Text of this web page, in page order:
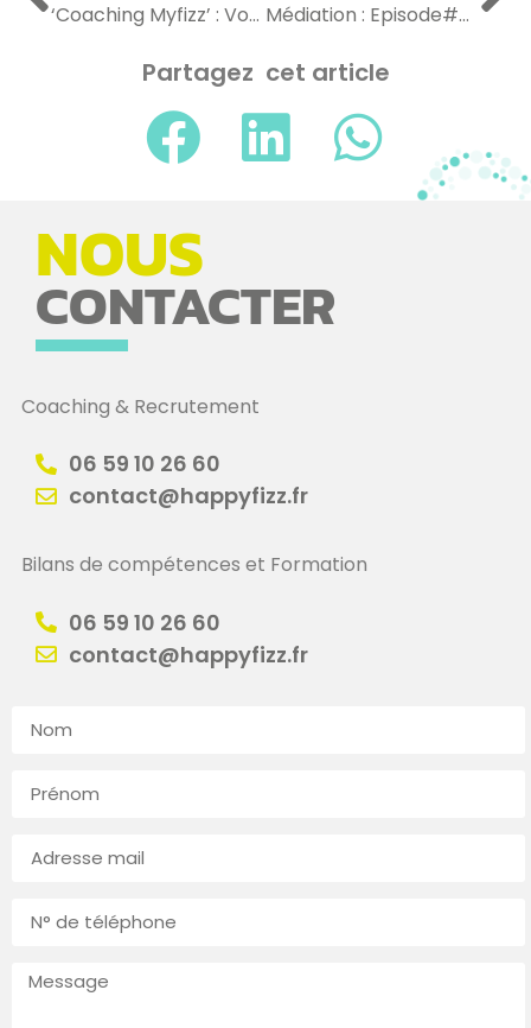
‘Coaching Myfizz’ : Vous vous ennuyez dans votre job mais vous n’osez pas l’admettre … Médiation : Episode#3 : Le petit lexique des modes amiables de règlement des conflits…
Partagez cet article
NOUS
CONTACTER
Coaching & Recrutement
06 59 10 26 60
contact@happyfizz.fr
Bilans de compétences et Formation
06 59 10 26 60
contact@happyfizz.fr